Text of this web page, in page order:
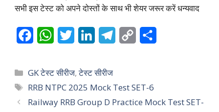
सभी इस टेस्ट को अपने दोस्तों के साथ भी शेयर जरूर करें धन्यवाद
c
e
b
W
a
t
s
i
t
t
n
k
e
e
g
y
L
e
Categories
GK टेस्ट सीरीज,टेस्ट सीरीज
Tags
RRB NTPC 2025 Mock Test SET-6
Railway RRB Group D Practice Mock Test SET-